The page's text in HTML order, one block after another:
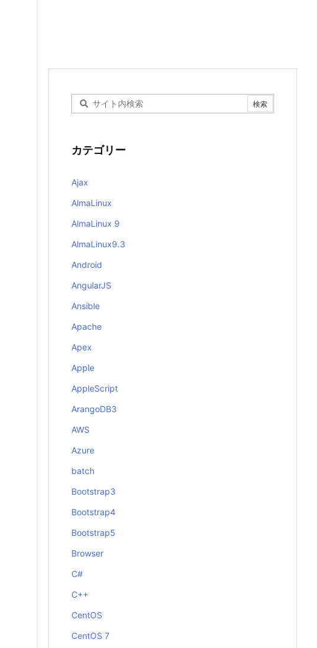
カテゴリー
Ajax
AlmaLinux
AlmaLinux 9
AlmaLinux9.3
Android
AngularJS
Ansible
Apache
Apex
Apple
AppleScript
ArangoDB3
AWS
Azure
batch
Bootstrap3
Bootstrap4
Bootstrap5
Browser
C#
C++
CentOS
CentOS 7